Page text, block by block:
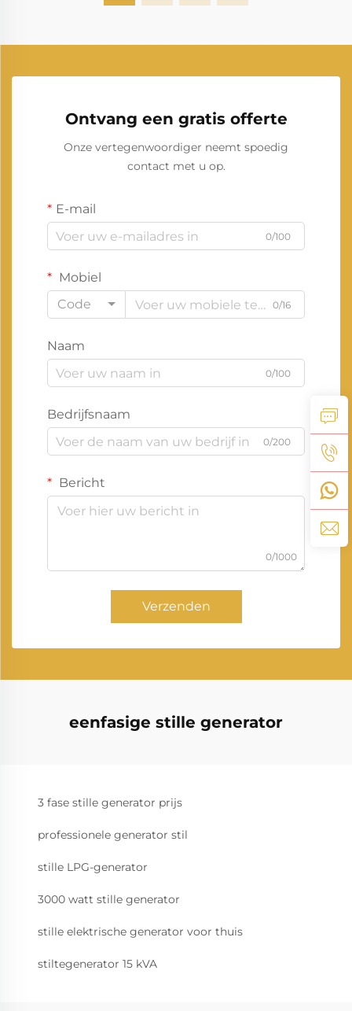
Ontvang een gratis offerte
Onze vertegenwoordiger neemt spoedig
contact met u op.
E-mail
0/100
Mobiel
Code
0/16
Naam
0/100
Bedrijfsnaam
0/200
Bericht
0/1000
Verzenden
eenfasige stille generator
3 fase stille generator prijs
professionele generator stil
stille LPG-generator
3000 watt stille generator
stille elektrische generator voor thuis
stiltegenerator 15 kVA